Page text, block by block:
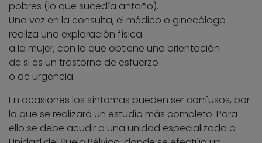
pobres (lo que sucedía antaño).
Una vez en la consulta, el médico o ginecólogo
realiza una exploración física
a la mujer, con la que obtiene una orientación
de si es un trastorno de esfuerzo
o de urgencia.
En ocasiones los síntomas pueden ser confusos, por
lo que se realizará un estudio más completo. Para
ello se debe acudir a una unidad especializada o